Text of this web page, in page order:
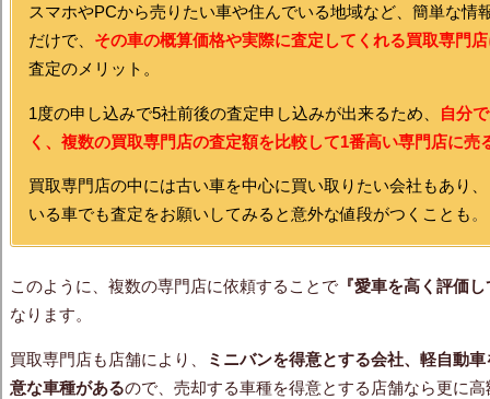
スマホやPCから売りたい車や住んでいる地域など、簡単な情
だけで、 その車の概算価格や実際に査定してくれる買取専門
査定のメリット。
1度の申し込みで5社前後の査定申し込みが出来るため、
自分
く、複数の買取専門店の査定額を比較して1番高い専門店に売
買取専門店の中には古い車を中心に買い取りたい会社もあり
いる車でも査定をお願いしてみると意外な値段がつくことも。
このように、複数の専門店に依頼することで『愛車を高く評価
なります。
買取専門店も店舗により、
ミニバンを得意とする会社、軽自動
意な車種があるので、売却する車種を得意とする店舗なら更に